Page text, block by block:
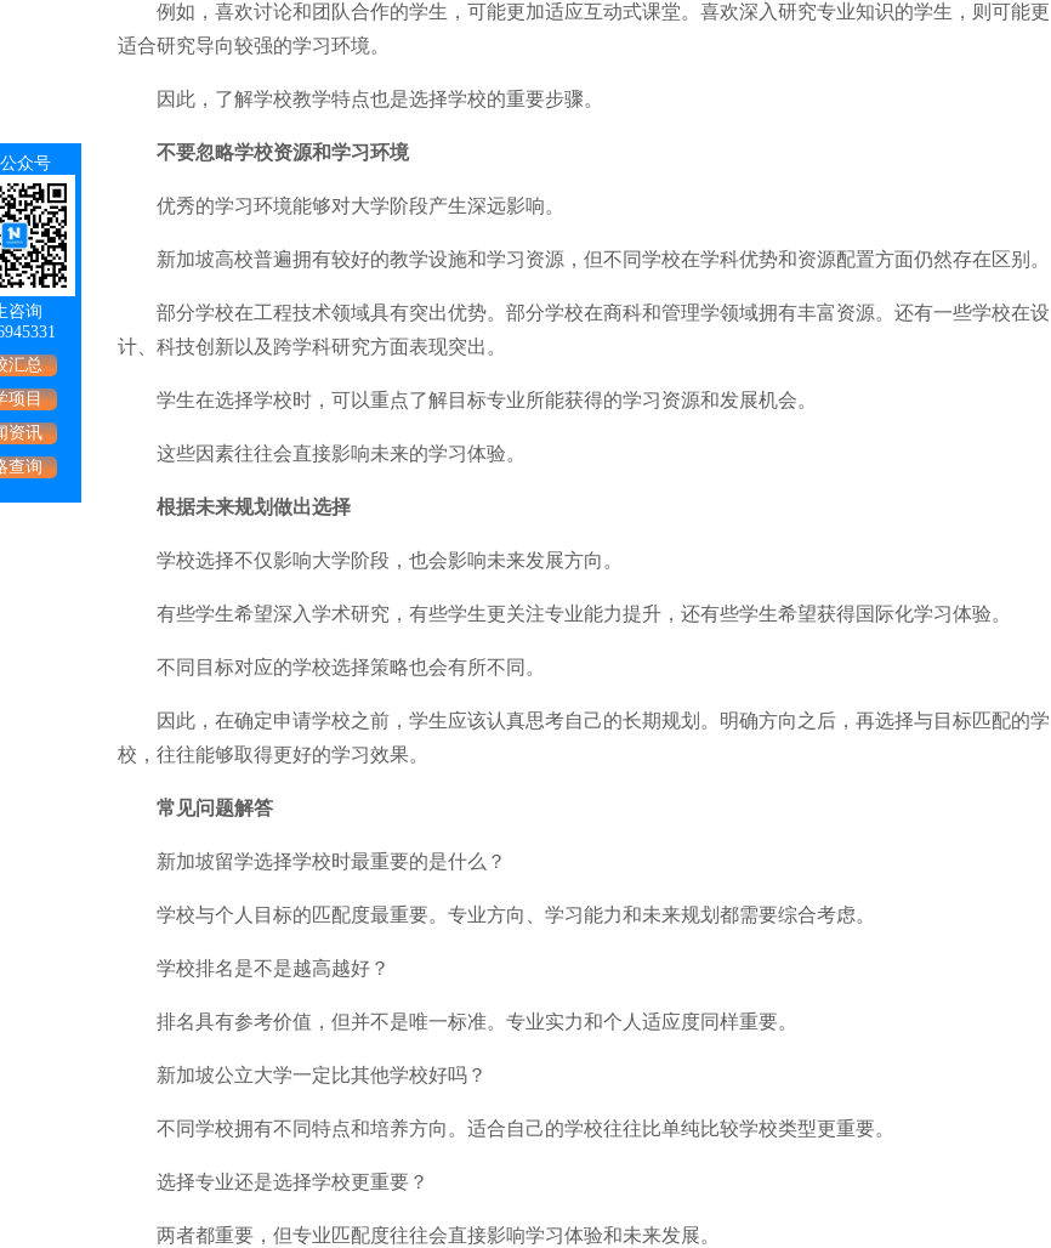
众号
咨询
汇总
项目
资讯
查询
例如，喜欢讨论和团队合作的学生，可能更加适应互动式课堂。喜欢深入研究专业知识的学生，则可能更
适合研究导向较强的学习环境。
因此，了解学校教学特点也是选择学校的重要步骤。
不要忽略学校资源和学习环境
优秀的学习环境能够对大学阶段产生深远影响。
新加坡高校普遍拥有较好的教学设施和学习资源，但不同学校在学科优势和资源配置方面仍然存在区别。
部分学校在工程技术领域具有突出优势。部分学校在商科和管理学领域拥有丰富资源。还有一些学校在设
计、科技创新以及跨学科研究方面表现突出。
学生在选择学校时，可以重点了解目标专业所能获得的学习资源和发展机会。
这些因素往往会直接影响未来的学习体验。
根据未来规划做出选择
学校选择不仅影响大学阶段，也会影响未来发展方向。
有些学生希望深入学术研究，有些学生更关注专业能力提升，还有些学生希望获得国际化学习体验。
不同目标对应的学校选择策略也会有所不同。
因此，在确定申请学校之前，学生应该认真思考自己的长期规划。明确方向之后，再选择与目标匹配的学
校，往往能够取得更好的学习效果。
常见问题解答
新加坡留学选择学校时最重要的是什么？
学校与个人目标的匹配度最重要。专业方向、学习能力和未来规划都需要综合考虑。
学校排名是不是越高越好？
排名具有参考价值，但并不是唯一标准。专业实力和个人适应度同样重要。
新加坡公立大学一定比其他学校好吗？
不同学校拥有不同特点和培养方向。适合自己的学校往往比单纯比较学校类型更重要。
选择专业还是选择学校更重要？
两者都重要，但专业匹配度往往会直接影响学习体验和未来发展。